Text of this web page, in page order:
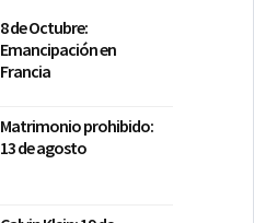
8 de Octubre:
Emancipación en
Francia
Matrimonio prohibido:
13 de agosto